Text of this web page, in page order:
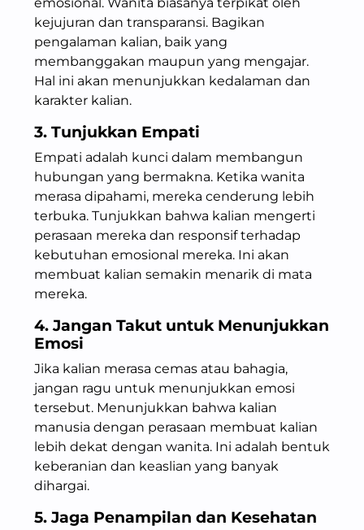
kejujuran dan transparansi. Bagikan
pengalaman kalian, baik yang
membanggakan maupun yang mengajar.
Hal ini akan menunjukkan kedalaman dan
karakter kalian.
3. Tunjukkan Empati
Empati adalah kunci dalam membangun
hubungan yang bermakna. Ketika wanita
merasa dipahami, mereka cenderung lebih
terbuka. Tunjukkan bahwa kalian mengerti
perasaan mereka dan responsif terhadap
kebutuhan emosional mereka. Ini akan
membuat kalian semakin menarik di mata
mereka.
4. Jangan Takut untuk Menunjukkan
Emosi
Jika kalian merasa cemas atau bahagia,
jangan ragu untuk menunjukkan emosi
tersebut. Menunjukkan bahwa kalian
manusia dengan perasaan membuat kalian
lebih dekat dengan wanita. Ini adalah bentuk
keberanian dan keaslian yang banyak
dihargai.
5. Jaga Penampilan dan Kesehatan